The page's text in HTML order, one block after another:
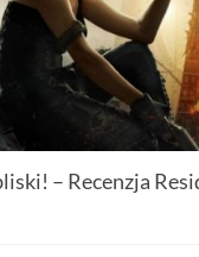
– Recenzja